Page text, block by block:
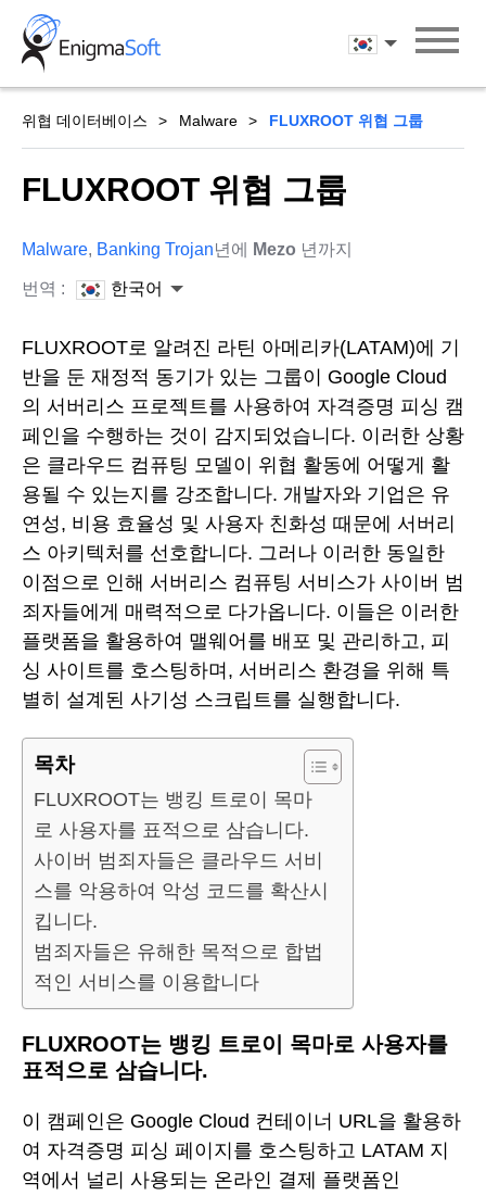
Skip
content
한국어
위협 데이터베이스 Malware FLUXROOT 위협 그룹
FLUXROOT 위협 그룹
Malware, Banking Trojan년에 Mezo 년까지
번역 : 한국어
FLUXROOT로 알려진 라틴 아메리카(LATAM)에 기
반을 둔 재정적 동기가 있는 그룹이 Google Cloud
의 서버리스 프로젝트를 사용하여 자격증명 피싱 캠
페인을 수행하는 것이 감지되었습니다. 이러한 상황
은 클라우드 컴퓨팅 모델이 위협 활동에 어떻게 활
용될 수 있는지를 강조합니다. 개발자와 기업은 유
연성, 비용 효율성 및 사용자 친화성 때문에 서버리
스 아키텍처를 선호합니다. 그러나 이러한 동일한
이점으로 인해 서버리스 컴퓨팅 서비스가 사이버 범
죄자들에게 매력적으로 다가옵니다. 이들은 이러한
플랫폼을 활용하여 맬웨어를 배포 및 관리하고, 피
싱 사이트를 호스팅하며, 서버리스 환경을 위해 특
별히 설계된 사기성 스크립트를 실행합니다.
목차
FLUXROOT는 뱅킹 트로이 목마
로 사용자를 표적으로 삼습니다.
사이버 범죄자들은 클라우드 서비
스를 악용하여 악성 코드를 확산시
킵니다.
범죄자들은 유해한 목적으로 합법
적인 서비스를 이용합니다
FLUXROOT는 뱅킹 트로이 목마로 사용자를
표적으로 삼습니다.
이 캠페인은 Google Cloud 컨테이너 URL을 활용하
여 자격증명 피싱 페이지를 호스팅하고 LATAM 지
역에서 널리 사용되는 온라인 결제 플랫폼인